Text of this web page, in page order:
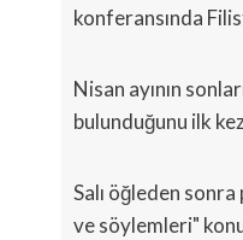
konferansında
Nisan ayının
bulunduğunu ilk
Salı öğleden
ve söylemleri"